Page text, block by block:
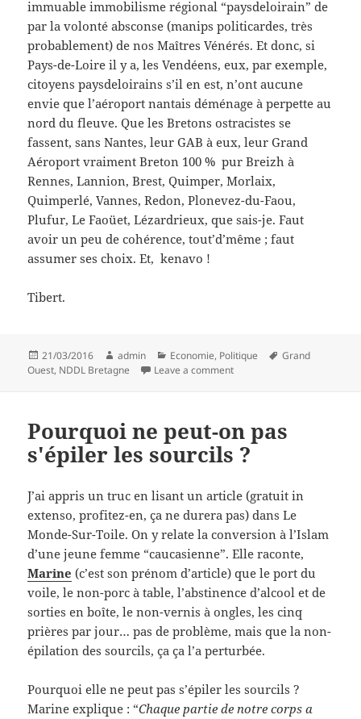
immuable immobilisme régional “paysdeloirain” de
par la volonté absconse (manips politicardes, très
probablement) de nos Maîtres Vénérés. Et donc, si
Pays-de-Loire il y a, les Vendéens, eux, par exemple,
citoyens paysdeloirains s’il en est, n’ont aucune
envie que l’aéroport nantais déménage à perpette au
nord du fleuve. Que les Bretons ostracistes se
fassent, sans Nantes, leur GAB à eux, leur Grand
Aéroport vraiment Breton 100 % pur Breizh à
Rennes, Lannion, Brest, Quimper, Morlaix,
Quimperlé, Vannes, Redon, Plonevez-du-Faou,
Plufur, Le Faoüet, Lézardrieux, que sais-je. Faut
avoir un peu de cohérence, tout’d’même ; faut
assumer ses choix. Et, kenavo !
Tibert.
Posted
on
21/03/2016 Author
admin Categories
Economie, Politique Tags
Grand
Ouest, NDDL Bretagne Leave a commenton Bretons ? oui mais non
Pourquoi ne peut-on pas
s'épiler les sourcils ?
J’ai appris un truc en lisant un article (gratuit in
extenso, profitez-en, ça ne durera pas) dans Le
Monde-Sur-Toile. On y relate la conversion à l’Islam
d’une jeune femme “caucasienne”. Elle raconte,
Marine (c’est son prénom d’article) que le port du
voile, le non-porc à table, l’abstinence d’alcool et de
sorties en boîte, le non-vernis à ongles, les cinq
prières par jour… pas de problème, mais que la non-
épilation des sourcils, ça ça l’a perturbée.
Pourquoi elle ne peut pas s’épiler les sourcils ?
Marine explique : “Chaque partie de notre corps a